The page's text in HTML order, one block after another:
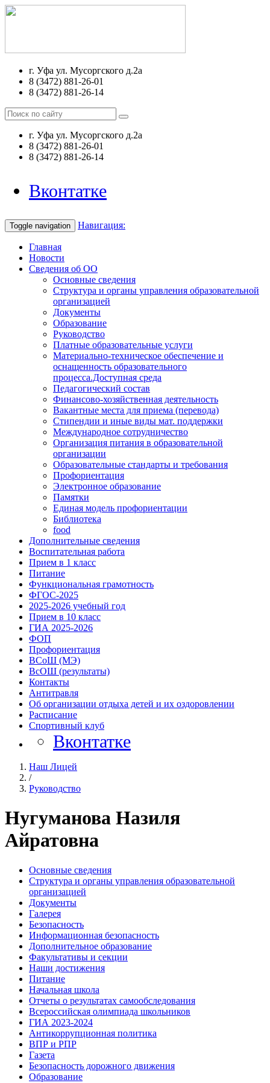
г. Уфа ул. Мусоргского д.2а
8 (3472) 881-26-01
8 (3472) 881-26-14
г. Уфа ул. Мусоргского д.2а
8 (3472) 881-26-01
8 (3472) 881-26-14
Вконтатке
Toggle navigation Навигация:
Главная
Новости
Сведения об ОО
Основные сведения
Структура и органы управления образовательной
организацией
Документы
Образование
Руководство
Платные образовательные услуги
Материально-техническое обеспечение и
оснащенность образовательного
процесса.Доступная среда
Педагогический состав
Финансово-хозяйственная деятельность
Вакантные места для приема (перевода)
Стипендии и иные виды мат. поддержки
Международное сотрудничество
Организация питания в образовательной
организации
Образовательные стандарты и требования
Профориентация
Электронное образование
Памятки
Единая модель профориентации
Библиотека
food
Дополнительные сведения
Воспитательная работа
Прием в 1 класс
Питание
Функциональная грамотность
ФГОС-2025
2025-2026 учебный год
Прием в 10 класс
ГИА 2025-2026
ФОП
Профориентация
ВСоШ (МЭ)
ВcОШ (результаты)
Контакты
Антитравля
Об организации отдыха детей и их оздоровлении
Расписание
Спортивный клуб
Вконтатке
Наш Лицей
/
Руководство
Нугуманова Назиля
Айратовна
Основные сведения
Структура и органы управления образовательной
организацией
Документы
Галерея
Безопасность
Информационная безопасность
Дополнительное образование
Факультативы и секции
Наши достижения
Питание
Начальная школа
Отчеты о результатах самообследования
Всероссийская олимпиада школьников
ГИА 2023-2024
Антикоррупционная политика
ВПР и РПР
Газета
Безопасность дорожного движения
Образование